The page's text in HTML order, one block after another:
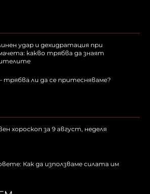
удар и дехидратация при
какво трябва да знаят
трябва ли да се притесняваме?
хороскоп за 9 август, неделя
Как да използваме силата им